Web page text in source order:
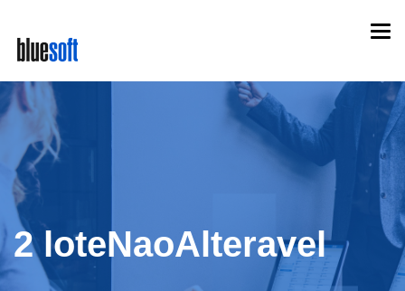
main
content
2 loteNaoAlteravel